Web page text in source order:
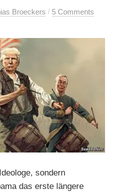
Broeckers / 5 Comments
sondern
das erste längere